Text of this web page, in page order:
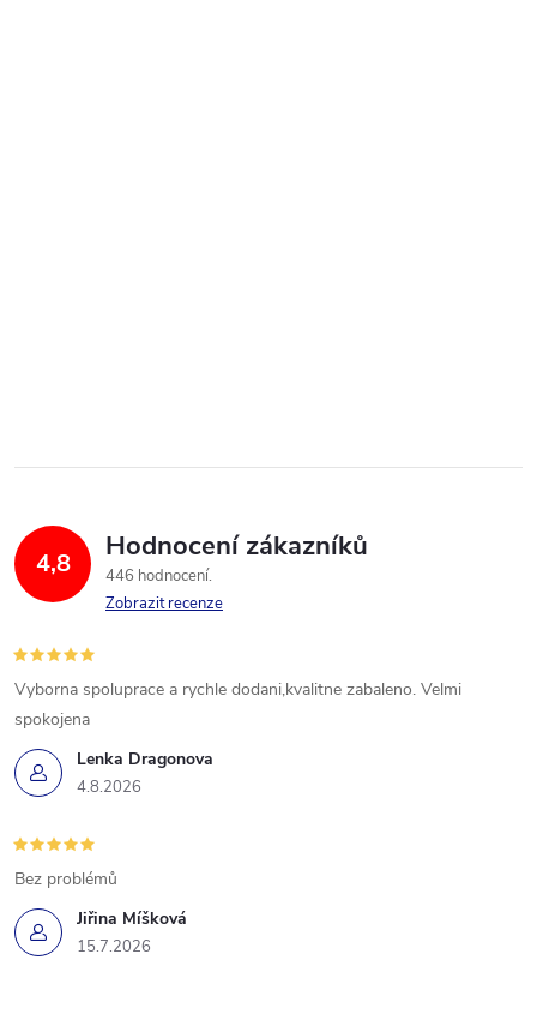
4,8 Hodnocení zákazníků
446 hodnocení
Zobrazit recenze
Lenka Dragonova
4.8.2026
Vyborna spoluprace a rychle dodani,kvalitne zabaleno. Velmi
spokojena
Jiřina Míšková
15.7.2026
Bez problémů